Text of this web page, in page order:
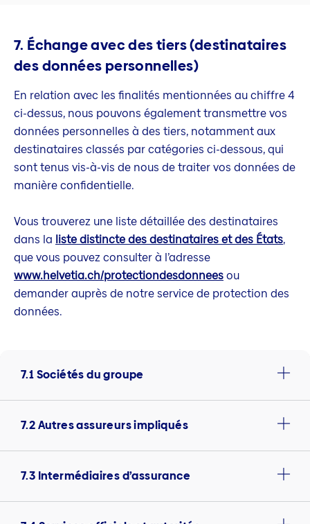
7. Échange avec des tiers (destinataires
des données personnelles)
En relation avec les finalités mentionnées au chiffre 4
ci-dessus, nous pouvons également transmettre vos
données personnelles à des tiers, notamment aux
destinataires classés par catégories ci-dessous, qui
sont tenus vis-à-vis de nous de traiter vos données de
manière confidentielle.
Vous trouverez une liste détaillée des destinataires
dans la liste distincte des destinataires et des États,
que vous pouvez consulter à l’adresse
www.helvetia.ch/protectiondesdonneesou
demander auprès de notre service de protection des
données.
7.1 Sociétés du groupe
7.2 Autres assureurs impliqués
7.3 Intermédiaires d’assurance